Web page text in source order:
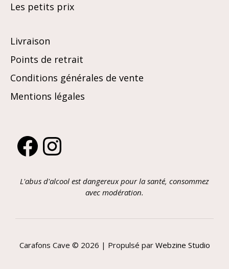
Les petits prix
Livraison
Points de retrait
Conditions générales de vente
Mentions légales
FacebookInstagram
L'abus d'alcool est dangereux pour la santé, consommez
avec modération.
Carafons Cave © 2026 | Propulsé par Webzine Studio